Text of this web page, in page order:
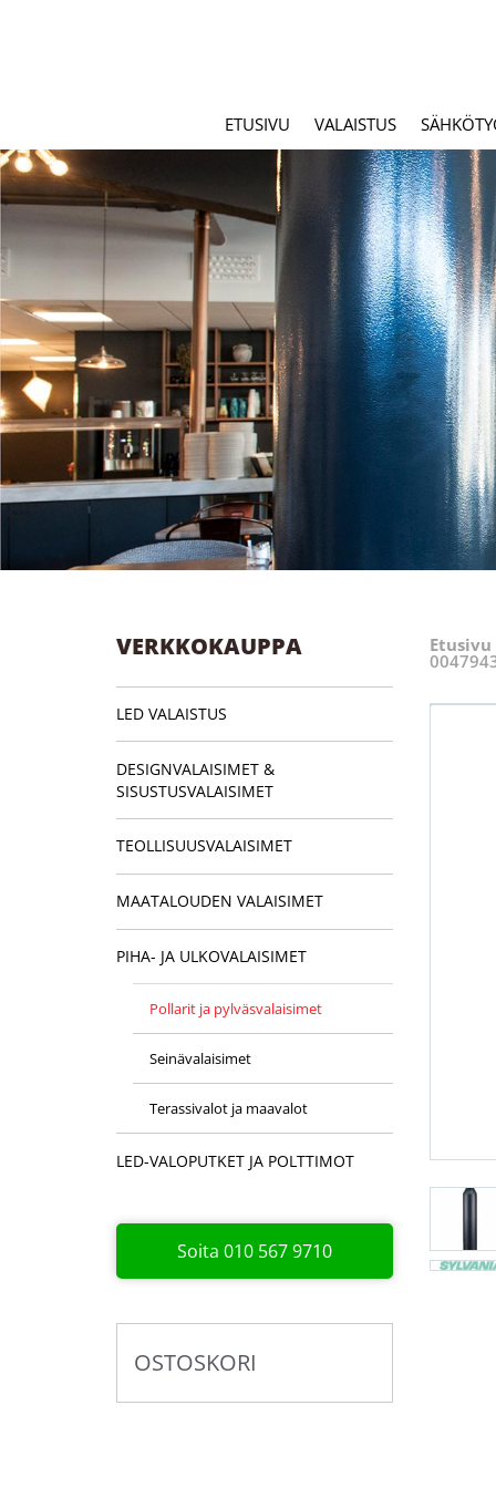
ETUSIVU VALAISTUS
VERKKOKAUPPA
LED VALAISTUS
DESIGNVALAISIMET &
SISUSTUSVALAISIMET
TEOLLISUUSVALAISIMET
MAATALOUDEN VALAISIMET
PIHA- JA ULKOVALAISIMET
Pollarit ja pylväsvalaisimet
Seinävalaisimet
Terassivalot ja maavalot
LED-VALOPUTKET JA POLTTIMOT
Soita 010 567 9710
OSTOSKORI
Etusivu